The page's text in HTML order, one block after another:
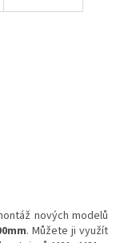
nových modelů
. Můžete ji využít